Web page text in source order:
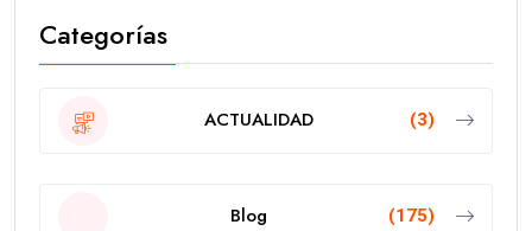
Categorías
ACTUALIDAD (3)
Blog (175)